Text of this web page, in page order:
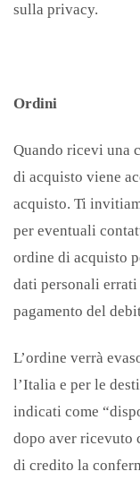
sulla privacy.
Ordini
Quando ricevi una
di acquisto viene
acquisto. Ti
per eventuali
ordine di acquisto
dati personali
pagamento del
L’ordine verrà
l’Italia e per le
indicati come
dopo aver ricevuto
di credito la